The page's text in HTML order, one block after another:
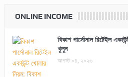
ONLINE INCOME
বিকাশ পার্সোনাল রিটেইল
খুলুন
আগস্ট ০৪, ২০২৬